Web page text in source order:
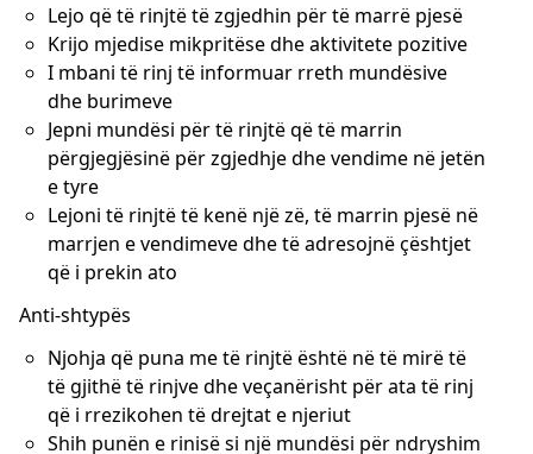
Lejo që të rinjtë të zgjedhin për të marrë pjesë
Krijo mjedise mikpritëse dhe aktivitete pozitive
I mbani të rinj të informuar rreth mundësive
dhe burimeve
Jepni mundësi për të rinjtë që të marrin
përgjegjësinë për zgjedhje dhe vendime në jetën
e tyre
Lejoni të rinjtë të kenë një zë, të marrin pjesë në
marrjen e vendimeve dhe të adresojnë çështjet
që i prekin ato
Anti-shtypës
Njohja që puna me të rinjtë është në të mirë të
të gjithë të rinjve dhe veçanërisht për ata të rinj
që i rrezikohen të drejtat e njeriut
Shih punën e rinisë si një mundësi për ndryshim